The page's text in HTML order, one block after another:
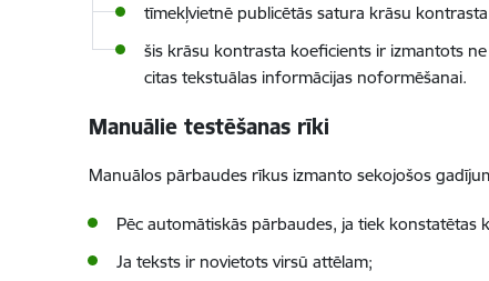
tīmekļvietnē publicētās satura krāsu
šis krāsu kontrasta koeficients ir izmantots
citas tekstuālas informācijas noformēšanai.
Manuālie testēšanas rīki
Manuālos pārbaudes rīkus izmanto sekojošos
Pēc automātiskās pārbaudes, ja tiek konstatētas
Ja teksts ir novietots virsū attēlam;